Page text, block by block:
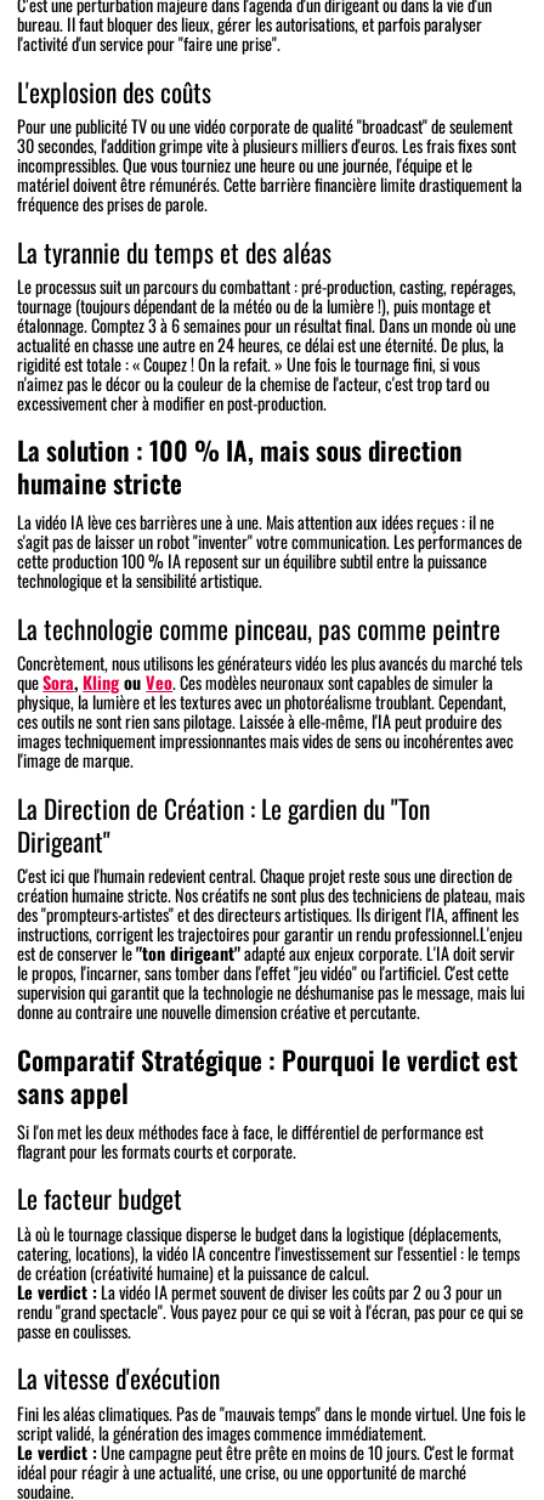
bureau. Il faut bloquer des lieux, gérer les autorisations, et parfois paralyser
l'activité d'un service pour "faire une prise".
L'explosion des coûts
Pour une publicité TV ou une vidéo corporate de qualité "broadcast" de seulement
30 secondes, l'addition grimpe vite à plusieurs milliers d'euros. Les frais fixes sont
incompressibles. Que vous tourniez une heure ou une journée, l'équipe et le
matériel doivent être rémunérés. Cette barrière financière limite drastiquement la
fréquence des prises de parole.
La tyrannie du temps et des aléas
Le processus suit un parcours du combattant : pré-production, casting, repérages,
tournage (toujours dépendant de la météo ou de la lumière !), puis montage et
étalonnage. Comptez 3 à 6 semaines pour un résultat final. Dans un monde où une
actualité en chasse une autre en 24 heures, ce délai est une éternité. De plus, la
rigidité est totale : « Coupez ! On la refait. » Une fois le tournage fini, si vous
n'aimez pas le décor ou la couleur de la chemise de l'acteur, c'est trop tard ou
excessivement cher à modifier en post-production.
La solution : 100 % IA, mais sous direction
humaine stricte
La vidéo IA lève ces barrières une à une. Mais attention aux idées reçues : il ne
s'agit pas de laisser un robot "inventer" votre communication. Les performances de
cette production 100 % IA reposent sur un équilibre subtil entre la puissance
technologique et la sensibilité artistique.
La technologie comme pinceau, pas comme peintre
Concrètement, nous utilisons les générateurs vidéo les plus avancés du marché tels
queSora,KlingouVeo. Ces modèles neuronaux sont capables de simuler la
physique, la lumière et les textures avec un photoréalisme troublant. Cependant,
ces outils ne sont rien sans pilotage. Laissée à elle-même, l'IA peut produire des
images techniquement impressionnantes mais vides de sens ou incohérentes avec
l'image de marque.
La Direction de Création : Le gardien du "Ton
Dirigeant"
C'est ici que l'humain redevient central. Chaque projet reste sous une direction de
création humaine stricte. Nos créatifs ne sont plus des techniciens de plateau, mais
des "prompteurs-artistes" et des directeurs artistiques. Ils dirigent l'IA, affinent les
instructions, corrigent les trajectoires pour garantir un rendu professionnel.L'enjeu
est de conserver le"ton dirigeant"adapté aux enjeux corporate. L'IA doit servir
le propos, l'incarner, sans tomber dans l'effet "jeu vidéo" ou l'artificiel. C'est cette
supervision qui garantit que la technologie ne déshumanise pas le message, mais lui
donne au contraire une nouvelle dimension créative et percutante.
Comparatif Stratégique : Pourquoi le verdict est
sans appel
Si l'on met les deux méthodes face à face, le différentiel de performance est
flagrant pour les formats courts et corporate.
Le facteur budget
Là où le tournage classique disperse le budget dans la logistique (déplacements,
catering, locations), la vidéo IA concentre l'investissement sur l'essentiel : le temps
de création (créativité humaine) et la puissance de calcul.
Le verdict :La vidéo IA permet souvent de diviser les coûts par 2 ou 3 pour un
rendu "grand spectacle". Vous payez pour ce qui se voit à l'écran, pas pour ce qui se
passe en coulisses.
La vitesse d'exécution
Fini les aléas climatiques. Pas de "mauvais temps" dans le monde virtuel. Une fois le
script validé, la génération des images commence immédiatement.
Le verdict :Une campagne peut être prête en moins de 10 jours. C'est le format
idéal pour réagir à une actualité, une crise, ou une opportunité de marché
soudaine.